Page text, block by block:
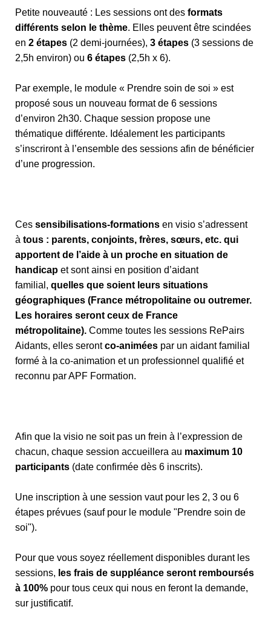
Petite nouveauté : Les sessions ont des formats
différents selon le thème. Elles peuvent être scindées
en 2 étapes (2 demi-journées), 3 étapes (3 sessions de
2,5h environ) ou 6 étapes (2,5h x 6).
Par exemple, le module « Prendre soin de soi » est
proposé sous un nouveau format de 6 sessions
d’environ 2h30. Chaque session propose une
thématique différente. Idéalement les participants
s’inscriront à l’ensemble des sessions afin de bénéficier
d’une progression.
Ces sensibilisations-formations en visio s’adressent
à tous : parents, conjoints, frères, sœurs, etc. qui
apportent de l’aide à un proche en situation de
handicap et sont ainsi en position d’aidant
familial, quelles que soient leurs situations
géographiques (France métropolitaine ou outremer.
Les horaires seront ceux de France
métropolitaine). Comme toutes les sessions RePairs
Aidants, elles serontco-animées par un aidant familial
formé à la co-animation et un professionnel qualifié et
reconnu par APF Formation.
Afin que la visio ne soit pas un frein à l’expression de
chacun, chaque session accueillera au maximum 10
participants (date confirmée dès 6 inscrits).
Une inscription à une session vaut pour les 2, 3 ou 6
étapes prévues (sauf pour le module "Prendre soin de
soi").
Pour que vous soyez réellement disponibles durant les
sessions, les frais de suppléance seront remboursés
à 100% pour tous ceux qui nous en feront la demande,
sur justificatif.